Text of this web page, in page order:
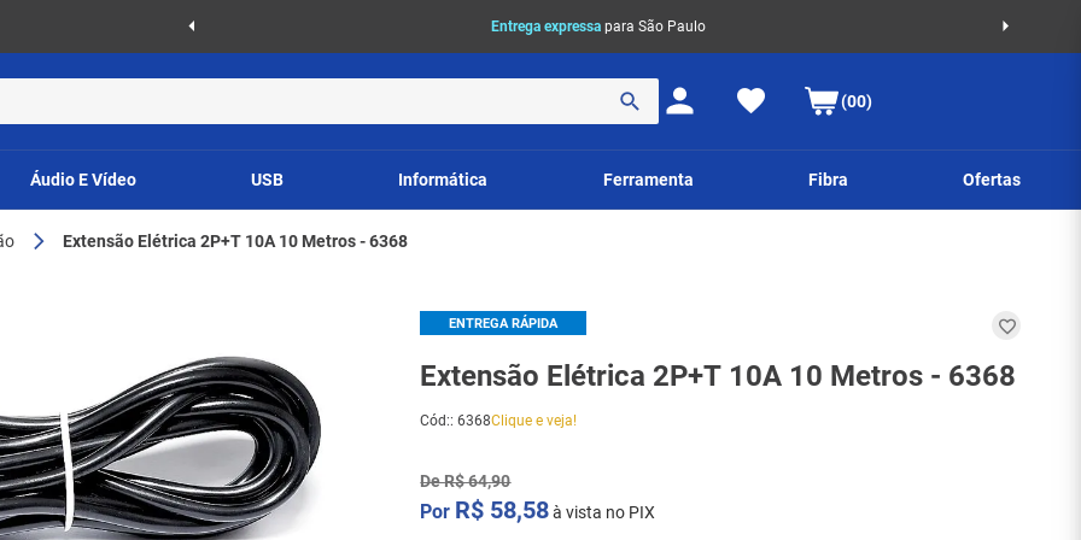
Entrega expressa para São Paulo
(00)
Áudio E Vídeo USB Informática Ferramenta Fibra Ofertas
Extensão Elétrica 2P+T 10A 10 Metros - 6368
ENTREGA RÁPIDA
Extensão Elétrica 2P+T 10A 10 Metros - 6368
Cód::6368Clique e veja!
DeR$64,90
R$ 58,58à vista no PIX